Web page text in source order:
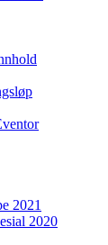
2021
2020